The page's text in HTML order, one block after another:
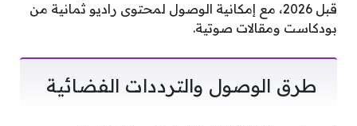
قبل 2026، مع إمكانية الوصول لمحتوى راديو ثمانية من
بودكاست ومقالات صوتية.
طرق الوصول والترددات الفضائية